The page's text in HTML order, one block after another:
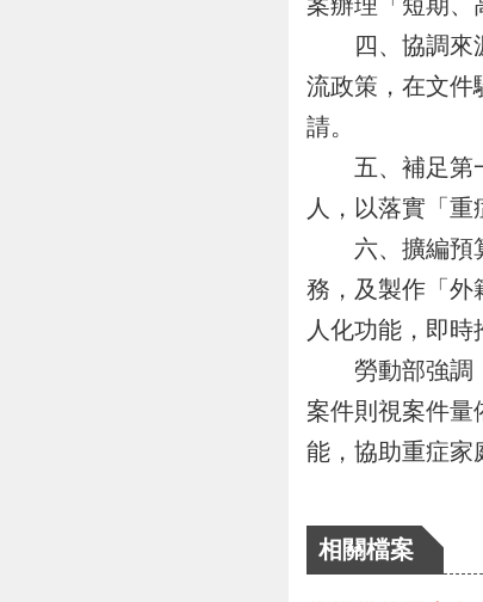
案辦理「短期、
四、協調來源
流政策，在文件
請。
五、補足第一
人，以落實「重
六、擴編預算
務，及製作「外
人化功能，即時
勞動部強調，
案件則視案件量
能，協助重症家
相關檔案